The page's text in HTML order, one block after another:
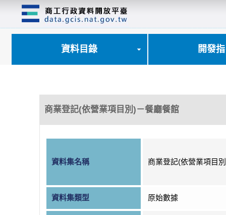
資料目錄 開發
商業登記(依營業項目別)－餐廳餐館
資料集名稱 商業登記(依營業項目
資料集類型 原始數據